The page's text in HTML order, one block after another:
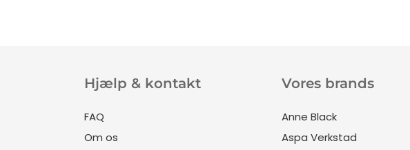
Hjælp & kontakt
FAQ
Om os
Vores brands
Anne Black
Aspa Verkstad